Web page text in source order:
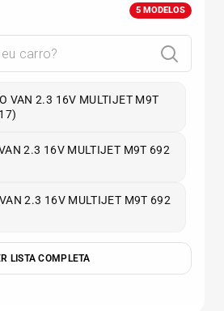
5 MODELOS
VAN 2.3 16V MULTIJET M9T
2.3 16V MULTIJET M9T 692
2.3 16V MULTIJET M9T 692
LISTA COMPLETA